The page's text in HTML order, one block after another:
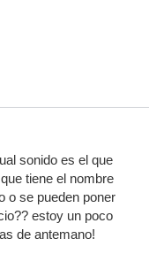
sonido es el que
tiene el nombre
o se pueden poner
estoy un poco
de antemano!